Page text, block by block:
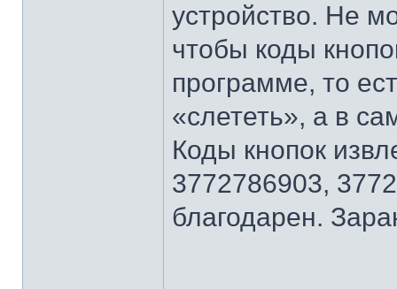
устройство. Не
чтобы коды
программе, то
«слететь», а в
Коды кнопок
3772786903,
благодарен.